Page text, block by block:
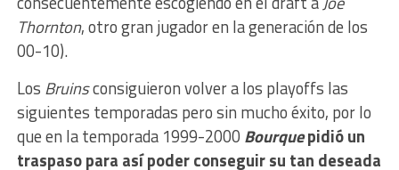
Thornton, otro gran jugador en la generación de los
00-10).
Los Bruinsconsiguieron volver a los playoffs las
siguientes temporadas pero sin mucho éxito, por lo
que en la temporada 1999-2000 Bourquepidió un
traspaso para así poder conseguir su tan deseada